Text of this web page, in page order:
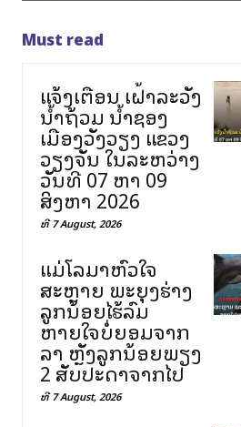
Must read
ແຈ້ງເຕືອນ ເຝົ້າລະວັງ
ນ້ຳຖ້ວມ ນ້ຳຊອງ
ເມືອງວັງວຽງ ແຂວງ
ວຽງຈັນ ໃນລະຫວ່າງ
ວັນທີ 07 ຫາ 09
ສິງຫາ 2026
ທີ 7 August, 2026
ແມ່ໂລມາຫົວໃຈ
ສະຫຼາຍ ພະຍຸງຮ່າງ
ລູກນ້ອຍໄຮ້ລົມ
ຫາຍໃຈບໍ່ຍອມຈາກ
ລາ ຫຼັງລູກນ້ອຍພຽງ
2 ສັບປະດາຈາກໄປ
ທີ 7 August, 2026